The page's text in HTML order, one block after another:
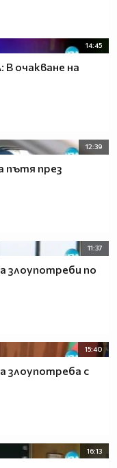
14:45
В очакване на
12:39
пътя през
11:37
злоупотреби по
15:40
злоупотреба с
16:13